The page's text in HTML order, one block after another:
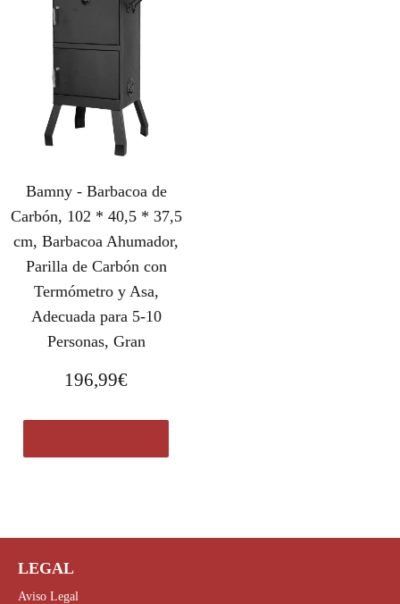
Bamny - Barbacoa de
Carbón, 102 * 40,5 * 37,5
cm, Barbacoa Ahumador,
Parilla de Carbón con
Termómetro y Asa,
Adecuada para 5-10
Personas, Gran
196,99€
LEGAL
Aviso Legal